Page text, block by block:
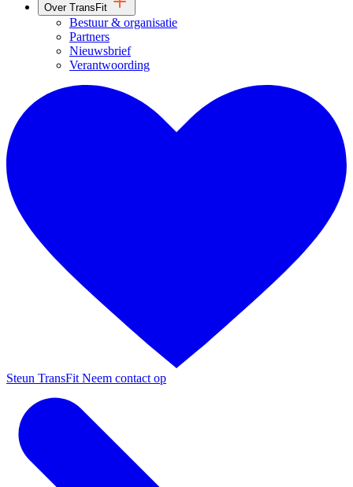
Over TransFit
Bestuur & organisatie
Partners
Nieuwsbrief
Verantwoording
Steun TransFit Neem contact op